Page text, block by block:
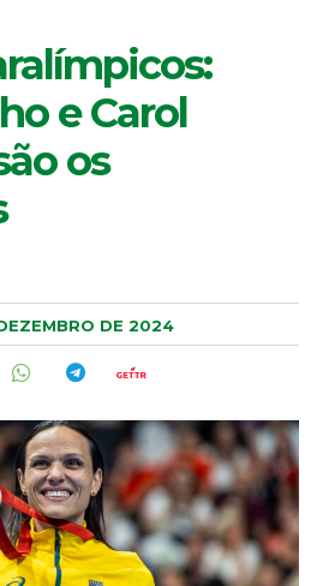
e Carol
os
DE 2024